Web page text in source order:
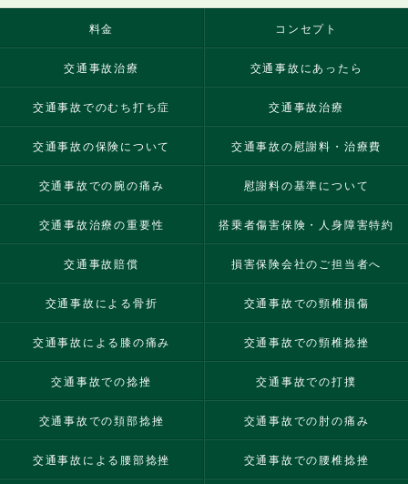
料金 コンセプト
交通事故治療 交通事故にあったら
交通事故でのむち打ち症 交通事故治療
交通事故の保険について 交通事故の慰謝料・治療費
交通事故での腕の痛み 慰謝料の基準について
交通事故治療の重要性 搭乗者傷害保険・人身障害特約
交通事故賠償 損害保険会社のご担当者へ
交通事故による骨折 交通事故での頸椎損傷
交通事故による膝の痛み 交通事故での頸椎捻挫
交通事故での捻挫 交通事故での打撲
交通事故での頚部捻挫 交通事故での肘の痛み
交通事故による腰部捻挫 交通事故での腰椎捻挫